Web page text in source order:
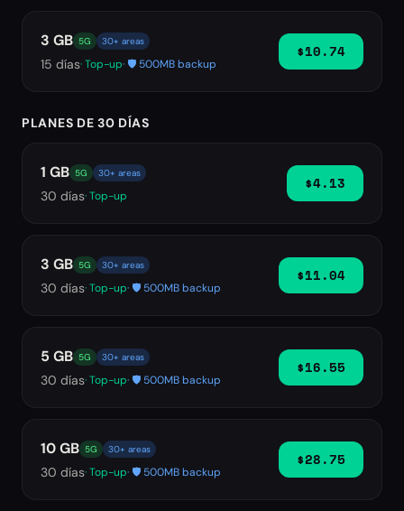
3 GB 5G 30+ areas
15 días· Top-up· 🛡️ 500MB backup
$10.74
PLANES DE 30 DÍAS
1 GB 5G 30+ areas
30 días· Top-up
$4.13
3 GB 5G 30+ areas
30 días· Top-up· 🛡️ 500MB backup
$11.04
5 GB 5G 30+ areas
30 días· Top-up· 🛡️ 500MB backup
$16.55
10 GB 5G 30+ areas
30 días· Top-up· 🛡️ 500MB backup
$28.75